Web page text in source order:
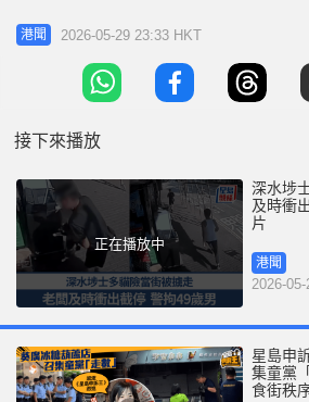
為「姨媽」與「姑姐」的貓店長
歡迎。事發於周五下午4時許，網
黑色衫的男疑犯當時途經店舖後
隻貓店長玩耍。10多秒後疑犯突
港聞 2026-05-29 23:33 HKT
接下來播放
正在播放中
深水埗
及時衝
片
港聞
2026-
星島申
集童黨
食街秩